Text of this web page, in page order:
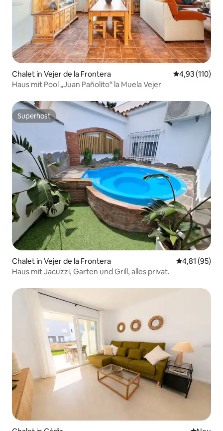
Chalet in Vejer de la Frontera
4,93 (110)
Haus mit Pool „Juan Pañolito“ la Muela Vejer
Superhost
Superhost
Chalet in Vejer de la Frontera
4,81 (95)
Haus mit Jacuzzi, Garten und Grill, alles privat.